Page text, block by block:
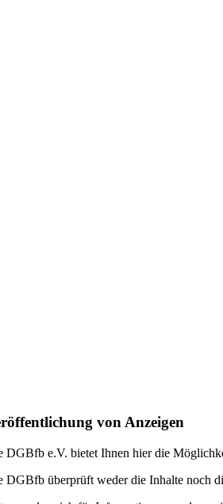
von Anzeigen
DGBfb e.V. bietet Ihnen hier die
DGBfb überprüft weder die Inhalte noch